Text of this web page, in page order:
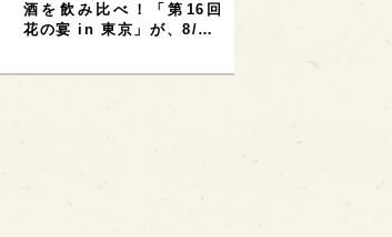
酒を飲み比べ！「第16回
花の宴 in 東京」が、8/…